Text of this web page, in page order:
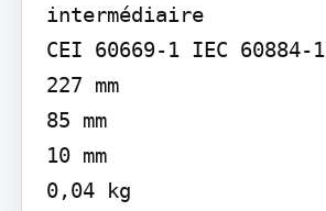
intermédiaire
CEI 60669-1 IEC 60884-1
227 mm
85 mm
10 mm
0,04 kg